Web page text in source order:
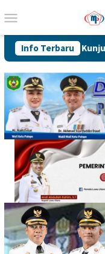
ke
Mobile
Info Terbaru
Kunjungan